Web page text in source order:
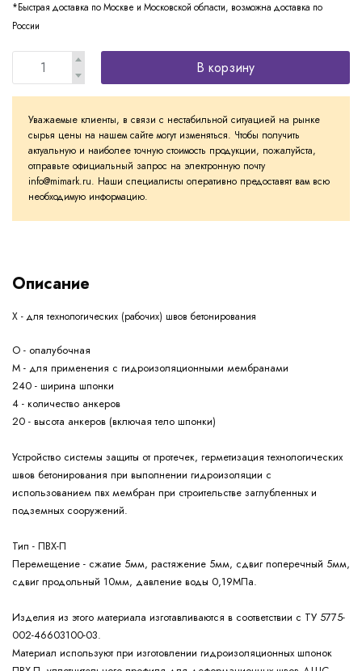
*Быстрая доставка по Москве и Московской области, возможна доставка по
России
В корзину
Уважаемые клиенты, в связи с нестабильной ситуацией на рынке
сырья цены на нашем сайте могут изменяться. Чтобы получить
актуальную и наиболее точную стоимость продукции, пожалуйста,
отправьте официальный запрос на электронную почту
info@mimark.ru. Наши специалисты оперативно предоставят вам всю
необходимую информацию.
Описание
Х - для технологических (рабочих) швов бетонирования
О - опалубочная
М - для применения с гидроизоляционными мембранами
240 - ширина шпонки
4 - количество анкеров
20 - высота анкеров (включая тело шпонки)
Устройство системы защиты от протечек, герметизация технологических
швов бетонирования при выполнении гидроизоляции с
использованием пвх мембран при строительстве заглубленных и
подземных сооружений.
Тип - ПВХ-П
Перемещение - сжатие 5мм, растяжение 5мм, сдвиг поперечный 5мм,
сдвиг продольный 10мм, давление воды 0,19МПа.
Изделия из этого материала изготавливаются в соответствии с ТУ 5775-
002-46603100-03.
Материал используют при изготовлении гидроизоляционных шпонок